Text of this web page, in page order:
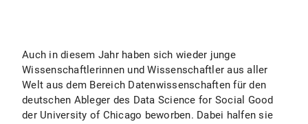
Auch in diesem Jahr haben sich wieder junge
Wissenschaftlerinnen und Wissenschaftler aus aller
Welt aus dem Bereich Datenwissenschaften für den
deutschen Ableger des Data Science for Social Good
der University of Chicago beworben. Dabei halfen sie